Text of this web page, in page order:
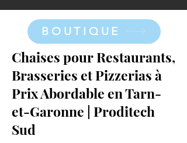
BOUTIQUE
Chaises pour Restaurants,
Brasseries et Pizzerias à
Prix Abordable en Tarn-
et-Garonne | Proditech
Sud